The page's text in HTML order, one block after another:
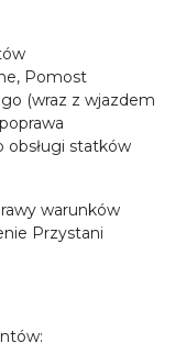
Pomost
(wraz z wjazdem
obsługi statków
warunków
Przystani